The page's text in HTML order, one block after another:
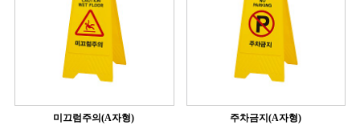
미끄럼주의(A자형) 주차금지(A자형)